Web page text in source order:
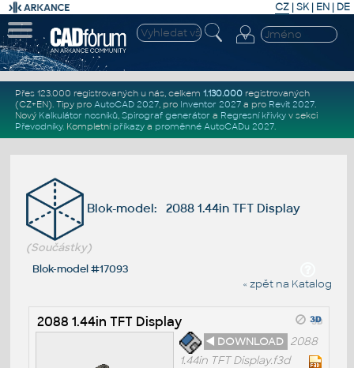
CZ | SK| EN | DE
Přes 123.000 registrovaných u nás, celkem 1.130.000registrovaných
(CZ+EN). Tipy pro AutoCAD 2027, pro Inventor 2027a pro Revit 2027.
Nový Kalkulátor nosníků, Spirograf generátor a Regresní křivkyv sekci
Převodníky. Kompletní příkazya proměnné AutoCADu 2027.
Blok-model: 2088 1.44in TFT Display
(Součástky)
Blok-model #17093
« zpět na Katalog
2088 1.44in TFT Display
◄ DOWNLOAD 2088
1.44in TFT Display.f3d